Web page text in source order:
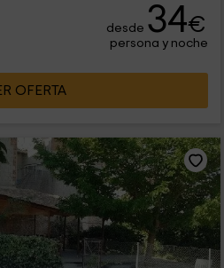
desde 34€
persona y noche
OFERTA